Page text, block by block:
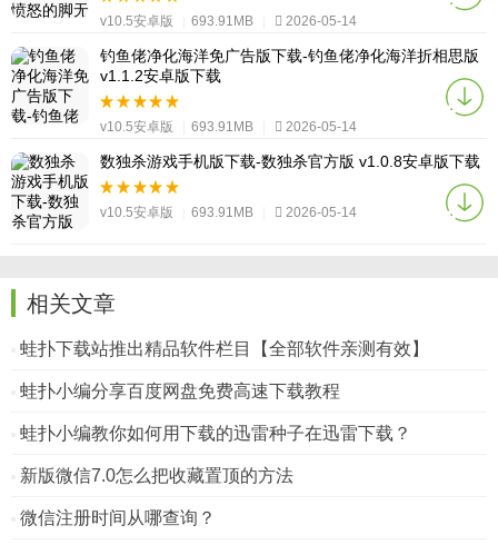
v10.5安卓版 693.91MB 2026-05-14
钓鱼佬净化海洋免广告版下载-钓鱼佬净化海洋折相思版
v1.1.2安卓版下载
v10.5安卓版 693.91MB 2026-05-14
数独杀游戏手机版下载-数独杀官方版 v1.0.8安卓版下载
v10.5安卓版 693.91MB 2026-05-14
相关文章
蛙扑下载站推出精品软件栏目【全部软件亲测有效】
蛙扑小编分享百度网盘免费高速下载教程
蛙扑小编教你如何用下载的迅雷种子在迅雷下载？
新版微信7.0怎么把收藏置顶的方法
微信注册时间从哪查询？